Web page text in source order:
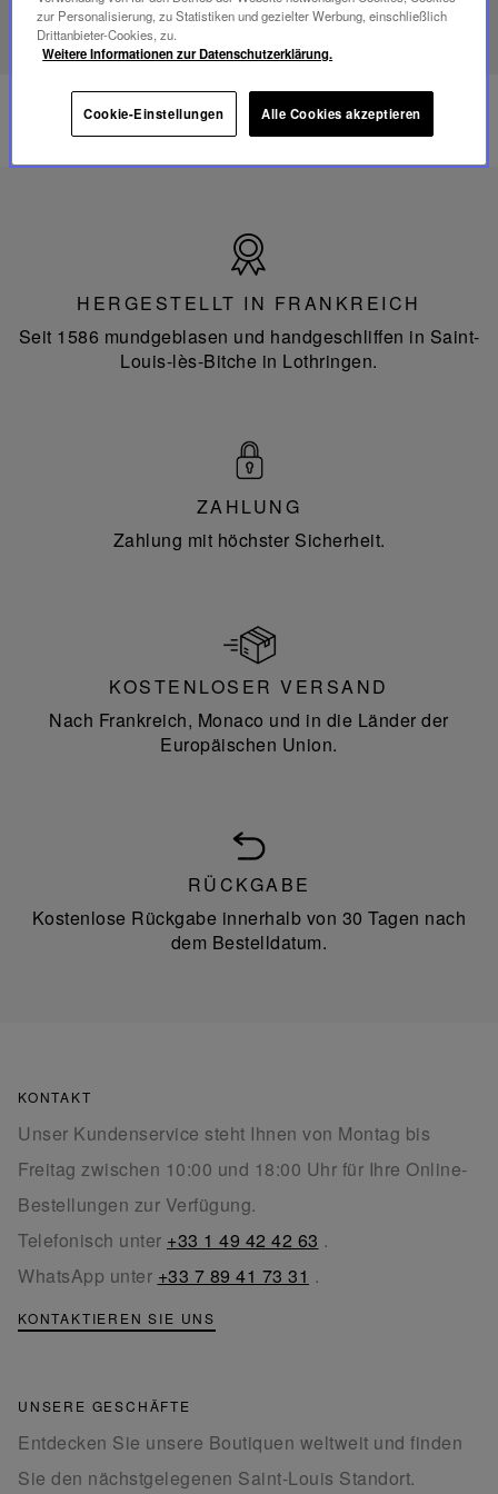
ENTDECKEN SIE UNSER SAVOIR-FAIRE
Frankreich
HERGESTELLT IN FRANKREICH
Seit 1586 mundgeblasen und handgeschliffen in Saint-
Louis-lès-Bitche in Lothringen.
ZAHLUNG
Zahlung mit höchster Sicherheit.
KOSTENLOSER VERSAND
Nach Frankreich, Monaco und in die Länder der
Europäischen Union.
RÜCKGABE
Kostenlose Rückgabe innerhalb von 30 Tagen nach
dem Bestelldatum.
KONTAKT
Unser Kundenservice steht Ihnen von Montag bis
Freitag zwischen 10:00 und 18:00 Uhr für Ihre Online-
Bestellungen zur Verfügung.
Telefonisch unter +33 1 49 42 42 63 .
WhatsApp unter +33 7 89 41 73 31 .
KONTAKTIEREN SIE UNS
UNSERE GESCHÄFTE
Entdecken Sie unsere Boutiquen weltweit und finden
Sie den nächstgelegenen Saint-Louis Standort.
zur Personalisierung, zu Statistiken und gezielter Werbung, einschließlich
Drittanbieter-Cookies, zu.
Weitere Informationen zur Datenschutzerklärung.
Cookie-Einstellungen Alle Cookies akzeptieren